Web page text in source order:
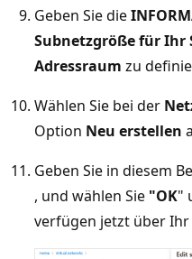
Geben Sie die
Subnetzgröße für Ihr
Adressraum zu
Wählen Sie bei der
Option Neu erstellen
Geben Sie in diesem
, und wählen Sie "OK"
verfügen jetzt über Ihr